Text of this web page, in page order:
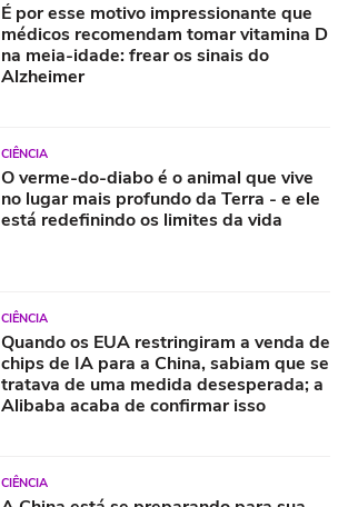
É por esse motivo impressionante que
médicos recomendam tomar vitamina D
na meia-idade: frear os sinais do
Alzheimer
CIÊNCIA
O verme-do-diabo é o animal que vive
no lugar mais profundo da Terra - e ele
está redefinindo os limites da vida
CIÊNCIA
Quando os EUA restringiram a venda de
chips de IA para a China, sabiam que se
tratava de uma medida desesperada; a
Alibaba acaba de confirmar isso
CIÊNCIA